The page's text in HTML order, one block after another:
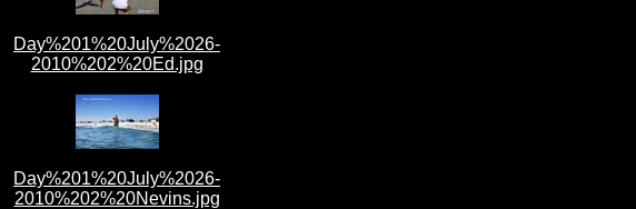
Day%201%20July%2026-
2010%202%20Ed.jpg
Day%201%20July%2026-
2010%202%20Nevins.jpg